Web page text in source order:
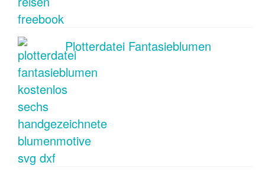
Plotterdatei Fantasieblumen